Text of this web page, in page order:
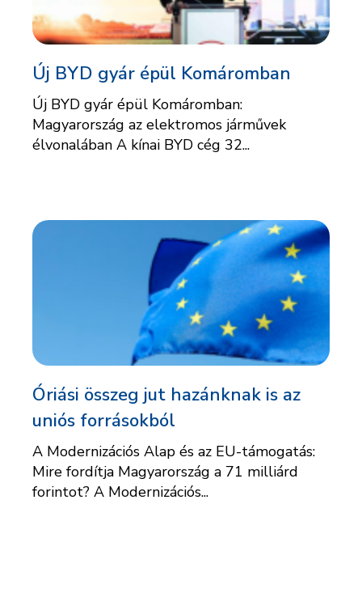
Új BYD gyár épül Komáromban
Új BYD gyár épül Komáromban:
Magyarország az elektromos járművek
élvonalában A kínai BYD cég 32...
Óriási összeg jut hazánknak is az
uniós forrásokból
A Modernizációs Alap és az EU-támogatás:
Mire fordítja Magyarország a 71 milliárd
forintot? A Modernizációs...